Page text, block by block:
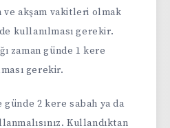
ve akşam vakitleri olmak
kullanılması gerekir.
zaman günde 1 kere
gerekir.
2 kere sabah ya da
Kullandıktan